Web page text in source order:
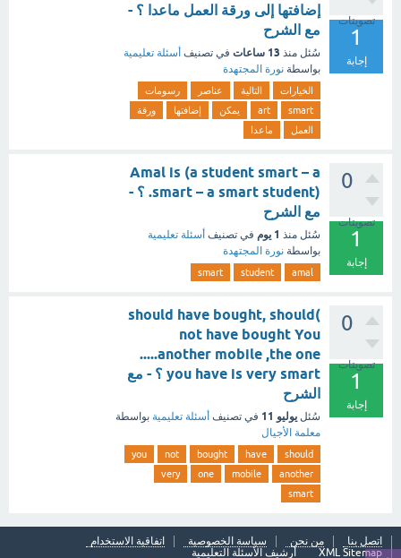
تصويتات
1
إجابة
إضافتها إلى ورقة العمل ماعدا ؟ -
مع الشرح
سُئل منذ 13 ساعات في تصنيف أسئلة تعليمية
بواسطة نورة المجتهدة
الخيارات التالية عناصر
رسومات
smart
art يمكن إضافتها
ورقة
العمل
ماعدا
0
تصويتات
1
إجابة
Amal is (a student smart – a
smart – a smart student). ؟ -
مع الشرح
سُئل منذ 1 يوم في تصنيف أسئلة تعليمية
بواسطة نورة المجتهدة
amal
student
smart
0
تصويتات
1
إجابة
)should have bought, should
not have bought You
.....another mobile ,the one
you have is very smart ؟ - مع
الشرح
سُئل يوليو 11 في تصنيف أسئلة تعليمية بواسطة
معلمة الأجيال
should
have
bought
not
you
another
mobile
one
very
smart
اتصل بنا من نحن سياسة الخصوصية
اتفاقية الاستخدام
XML Sitemap
أرشيف الأسئلة التعليمية